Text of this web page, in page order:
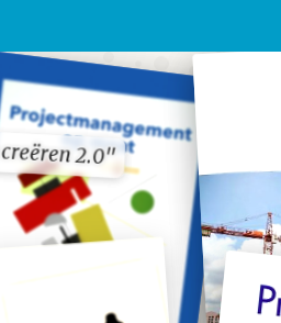
2.0"
2.0"
Personen
Trefwoorden